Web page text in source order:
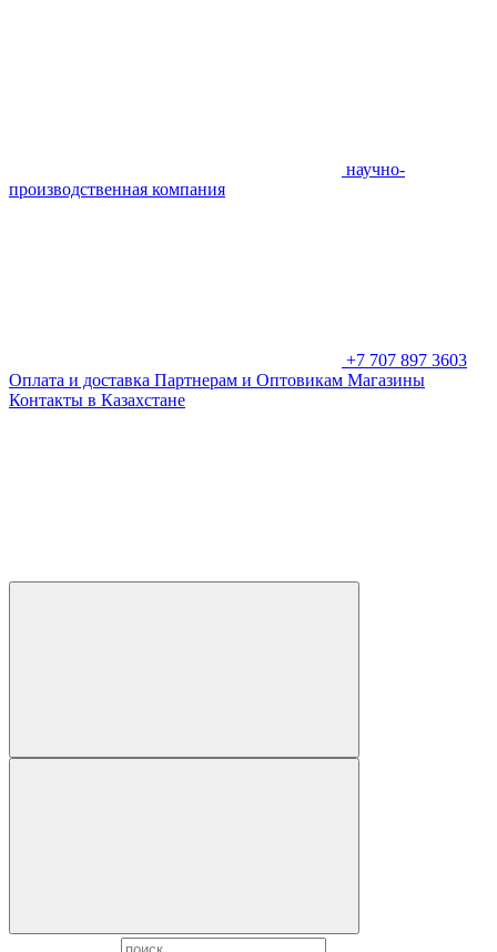
научно-
производственная компания
+7 707 897 3603
Оплата и доставка Партнерам и Оптовикам Магазины
Контакты в Казахстане